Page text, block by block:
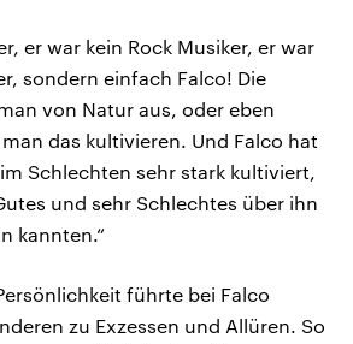
er war kein Rock Musiker, er war
sondern einfach Falco! Die
von Natur aus, oder eben
das kultivieren. Und Falco hat
Schlechten sehr stark kultiviert,
und sehr Schlechtes über ihn
kannten.“
führte bei Falco
zu Exzessen und Allüren. So